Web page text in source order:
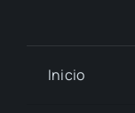
Inicio